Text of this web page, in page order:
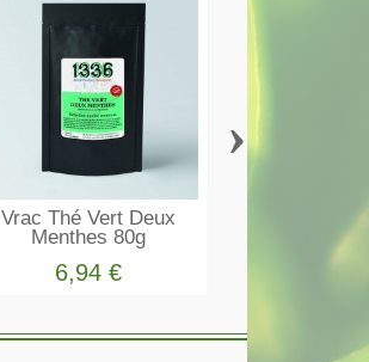
Vrac Thé Vert Deux
Menthes 80g
6,94 €
BOITE
Thé Noir
›